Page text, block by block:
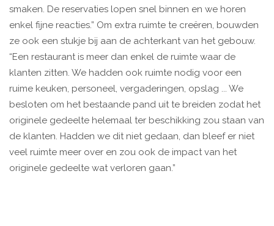
smaken. De reservaties lopen snel binnen en we horen
enkel fijne reacties.” Om extra ruimte te creëren, bouwden
ze ook een stukje bij aan de achterkant van het gebouw.
“Een restaurant is meer dan enkel de ruimte waar de
klanten zitten. We hadden ook ruimte nodig voor een
ruime keuken, personeel, vergaderingen, opslag ... We
besloten om het bestaande pand uit te breiden zodat het
originele gedeelte helemaal ter beschikking zou staan van
de klanten. Hadden we dit niet gedaan, dan bleef er niet
veel ruimte meer over en zou ook de impact van het
originele gedeelte wat verloren gaan.”